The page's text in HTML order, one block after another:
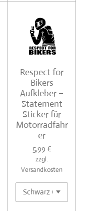
Respect for
Bikers
Aufkleber –
Statement
Sticker für
Motorradfahr
er
5,99 €
zzgl.
Versandkosten